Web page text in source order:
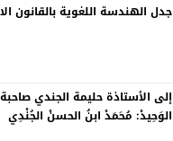
جدل الهندسة اللغوية بالقانون الاطار
إلى
الوَحِيدْ: مُحَمَدْ ابنُ الحسنْ الجُنْدِي